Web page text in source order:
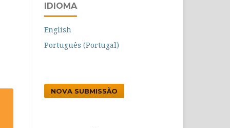
IDIOMA
English
Português (Portugal)
NOVA SUBMISSÃO